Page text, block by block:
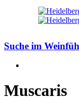
Suche im
Muscaris